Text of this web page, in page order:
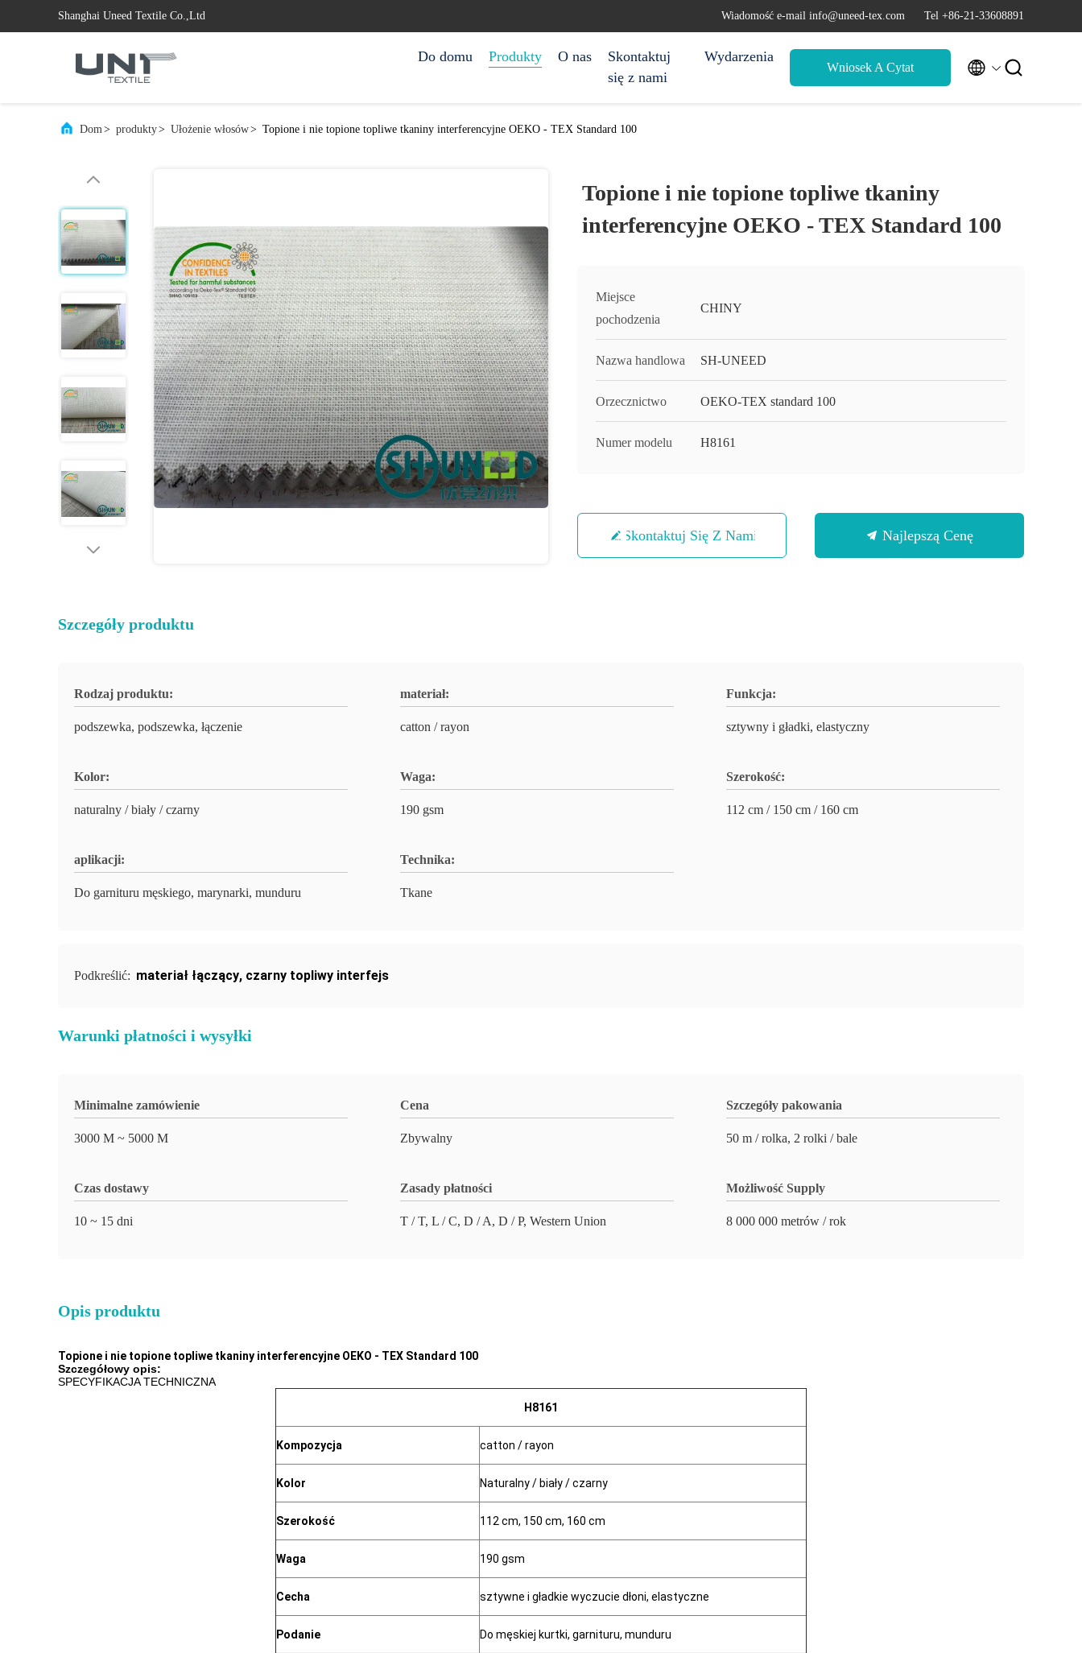
Shanghai Uneed Textile Co.,Ltd Wiadomość e-mail info@uneed-tex.com Tel +86-21-33608891
Do domu Produkty O nas
Skontaktuj
się z nami
Wydarzenia
Wniosek A Cytat  
Dom> produkty> Ułożenie włosów> Topione i nie topione topliwe tkaniny interferencyjne OEKO - TEX Standard 100
Topione i nie topione topliwe tkaniny
interferencyjne OEKO - TEX Standard 100
Miejsce
pochodzenia
CHINY
Nazwa handlowa SH-UNEED
Orzecznictwo OEKO-TEX standard 100
Numer modelu H8161
Skontaktuj Się Z Nami Najlepszą Cenę
Szczegóły produktu
Rodzaj produktu:
podszewka, podszewka, łączenie
materiał:
catton / rayon
Funkcja:
sztywny i gładki, elastyczny
Kolor:
naturalny / biały / czarny
Waga:
190 gsm
Szerokość:
112 cm / 150 cm / 160 cm
aplikacji:
Do garnituru męskiego, marynarki, munduru
Technika:
Tkane
Podkreślić: materiał łączący, czarny topliwy interfejs
Warunki płatności i wysyłki
Minimalne zamówienie
3000 M ~ 5000 M
Cena
Zbywalny
Szczegóły pakowania
50 m / rolka, 2 rolki / bale
Czas dostawy
10 ~ 15 dni
Zasady płatności
T / T, L / C, D / A, D / P, Western Union
Możliwość Supply
8 000 000 metrów / rok
Opis produktu
Topione i nie topione topliwe tkaniny interferencyjne OEKO - TEX Standard 100
Szczegółowy opis:
SPECYFIKACJA TECHNICZNA
H8161
Kompozycja catton / rayon
Kolor Naturalny / biały / czarny
Szerokość 112 cm, 150 cm, 160 cm
Waga 190 gsm
Cecha sztywne i gładkie wyczucie dłoni, elastyczne
Podanie
Do męskiej kurtki, garnituru, munduru